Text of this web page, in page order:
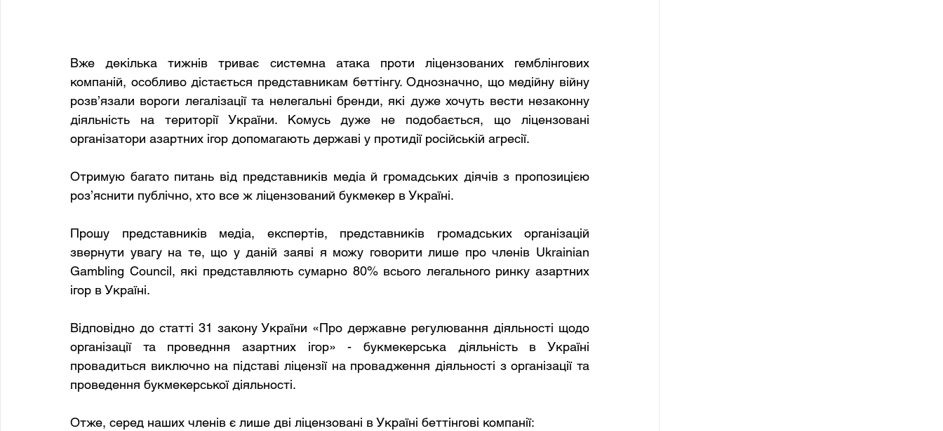
Вже декілька тижнів триває системна атака проти ліцензованих гемблінгових
компаній, особливо дістається представникам беттінгу. Однозначно, що медійну війну
розв’язали вороги легалізації та нелегальні бренди, які дуже хочуть вести незаконну
діяльність на території України. Комусь дуже не подобається, що ліцензовані
організатори азартних ігор допомагають державі у протидії російській агресії.
Отримую багато питань від представників медіа й громадських діячів з пропозицією
роз’яснити публічно, хто все ж ліцензований букмекер в Україні.
Прошу представників медіа, експертів, представників громадських організацій
звернути увагу на те, що у даній заяві я можу говорити лише про членів Ukrainian
Gambling Council, які представляють сумарно 80% всього легального ринку азартних
ігор в Україні.
Відповідно до статті 31 закону України «Про державне регулювання діяльності щодо
організації та проведння азартних ігор» - букмекерська діяльність в Україні
провадиться виключно на підставі ліцензії на провадження діяльності з організації та
проведення букмекерської діяльності.
Отже, серед наших членів є лише дві ліцензовані в Україні беттінгові компанії: